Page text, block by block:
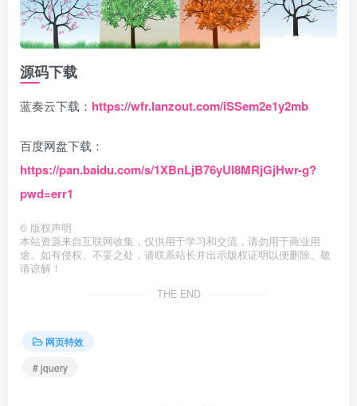
源码下载
蓝奏云下载： https://wfr.lanzout.com/iSSem2e1y2mb
百度网盘下载：
https://pan.baidu.com/s/1XBnLjB76yUI8MRjGjHwr-g?
pwd=err1
© 版权声明
本站资源来自互联网收集，仅供用于学习和交流，请勿用于商业用
途。如有侵权、不妥之处，请联系站长并出示版权证明以便删除。敬
请谅解！
THE END
网页特效
# jquery